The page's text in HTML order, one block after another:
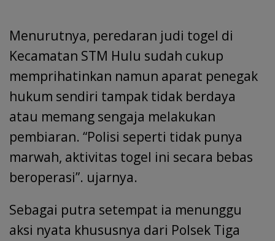
Menurutnya, peredaran judi togel di
Kecamatan STM Hulu sudah cukup
memprihatinkan namun aparat penegak
hukum sendiri tampak tidak berdaya
atau memang sengaja melakukan
pembiaran. “Polisi seperti tidak punya
marwah, aktivitas togel ini secara bebas
beroperasi”. ujarnya.
Sebagai putra setempat ia menunggu
aksi nyata khususnya dari Polsek Tiga